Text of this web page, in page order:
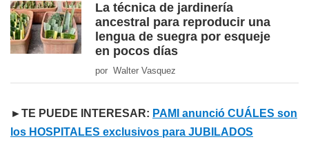
La técnica de jardinería
ancestral para reproducir una
lengua de suegra por esqueje
en pocos días
por Walter Vasquez
►TE PUEDE INTERESAR: PAMI anunció CUÁLES son
los HOSPITALES exclusivos para JUBILADOS